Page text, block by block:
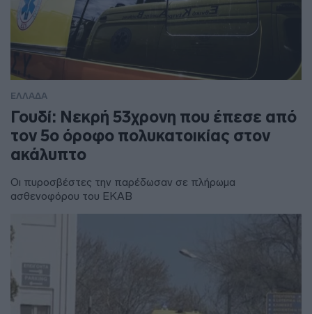
ΕΛΛΑΔΑ
Γουδί: Νεκρή 53χρονη που έπεσε από
τον 5ο όροφο πολυκατοικίας στον
ακάλυπτο
Οι πυροσβέστες την παρέδωσαν σε πλήρωμα
ασθενοφόρου του ΕΚΑΒ